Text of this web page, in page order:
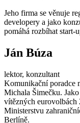
Jeho firma se věnuje
developery a jako
pomáhá rozbíhat start-
Ján Búza
lektor, konzultant
Komunikační poradce
Michala Šimečku.
vítězných eurovolbách
Ministerstvu
Berlíně.